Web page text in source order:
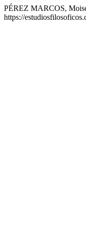
PÉREZ MARCOS,
https://